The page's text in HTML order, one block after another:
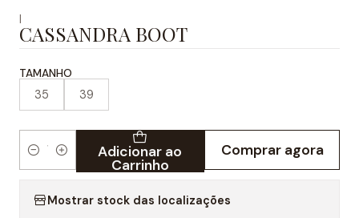
|
CASSANDRA BOOT
TAMANHO
35 39
Quantidade Adicionar ao
Carrinho
Comprar agora
Mostrar stock das localizações